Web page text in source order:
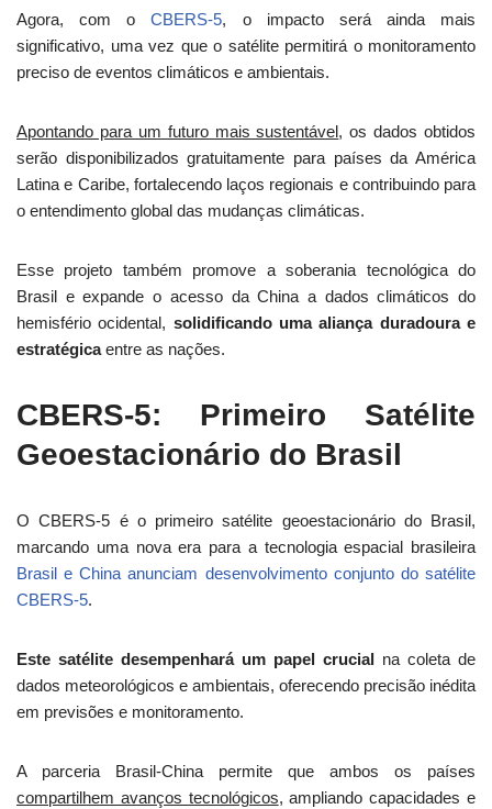
Agora, com oCBERS-5, o impacto será ainda mais
significativo, uma vez que o satélite permitirá o monitoramento
preciso de eventos climáticos e ambientais.
Apontando para um futuro mais sustentável, os dados obtidos
serão disponibilizados gratuitamente para países da América
Latina e Caribe, fortalecendo laços regionais e contribuindo para
o entendimento global das mudanças climáticas.
Esse projeto também promove a soberania tecnológica do
Brasil e expande o acesso da China a dados climáticos do
hemisfério ocidental, solidificando uma aliança duradoura e
estratégicaentre as nações.
CBERS-5: Primeiro Satélite
Geoestacionário do Brasil
O CBERS-5 é o primeiro satélite geoestacionário do Brasil,
marcando uma nova era para a tecnologia espacial brasileira
Brasil e China anunciam desenvolvimento conjunto do satélite
CBERS-5.
Este satélite desempenhará um papel crucial na coleta de
dados meteorológicos e ambientais, oferecendo precisão inédita
em previsões e monitoramento.
A parceria Brasil-China permite que ambos os países
compartilhem avanços tecnológicos, ampliando capacidades e